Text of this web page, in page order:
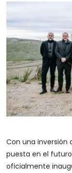
Con una inversión
puesta en el
oficialmente